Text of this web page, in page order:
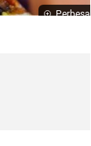
Perbesar